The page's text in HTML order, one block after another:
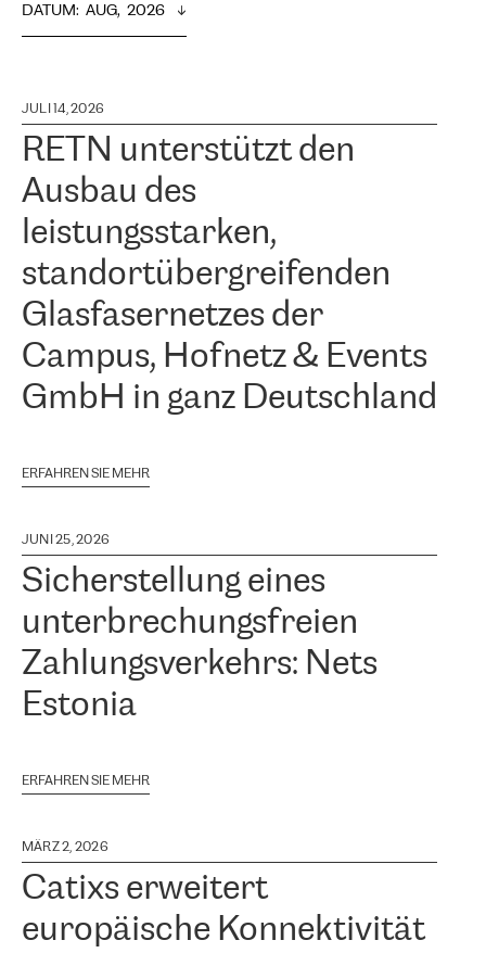
DATUM: AUG,  2026
JULI 14, 2026
RETN unterstützt den
Ausbau des
leistungsstarken,
standortübergreifenden
Glasfasernetzes der
Campus, Hofnetz & Events
GmbH in ganz Deutschland
ERFAHREN SIE MEHR
JUNI 25, 2026
Sicherstellung eines
unterbrechungsfreien
Zahlungsverkehrs: Nets
Estonia
ERFAHREN SIE MEHR
MÄRZ 2, 2026
Catixs erweitert
europäische Konnektivität